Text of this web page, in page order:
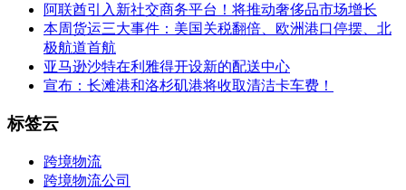
阿联酋引入新社交商务平台！将推动奢侈品市场增长
本周货运三大事件：美国关税翻倍、欧洲港口停摆、北
极航道首航
亚马逊沙特在利雅得开设新的配送中心
宣布：长滩港和洛杉矶港将收取清洁卡车费！
标签云
跨境物流
跨境物流公司